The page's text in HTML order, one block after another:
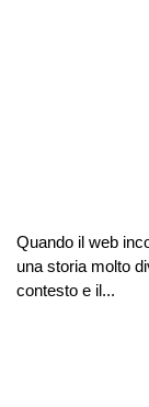
Quando il web
una storia molto
contesto e il...